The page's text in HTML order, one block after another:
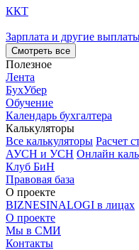
ККТ
Зарплата и другие
Смотреть все
Полезное
Лента
БухУбер
Обучение
Календарь бухгалтера
Калькуляторы
Все калькуляторы Расчет
АУСН и УСН Онлайн
Клуб БиН
Правовая база
О проекте
BIZNESINALOGI в лицах
О проекте
Мы в СМИ
Контакты